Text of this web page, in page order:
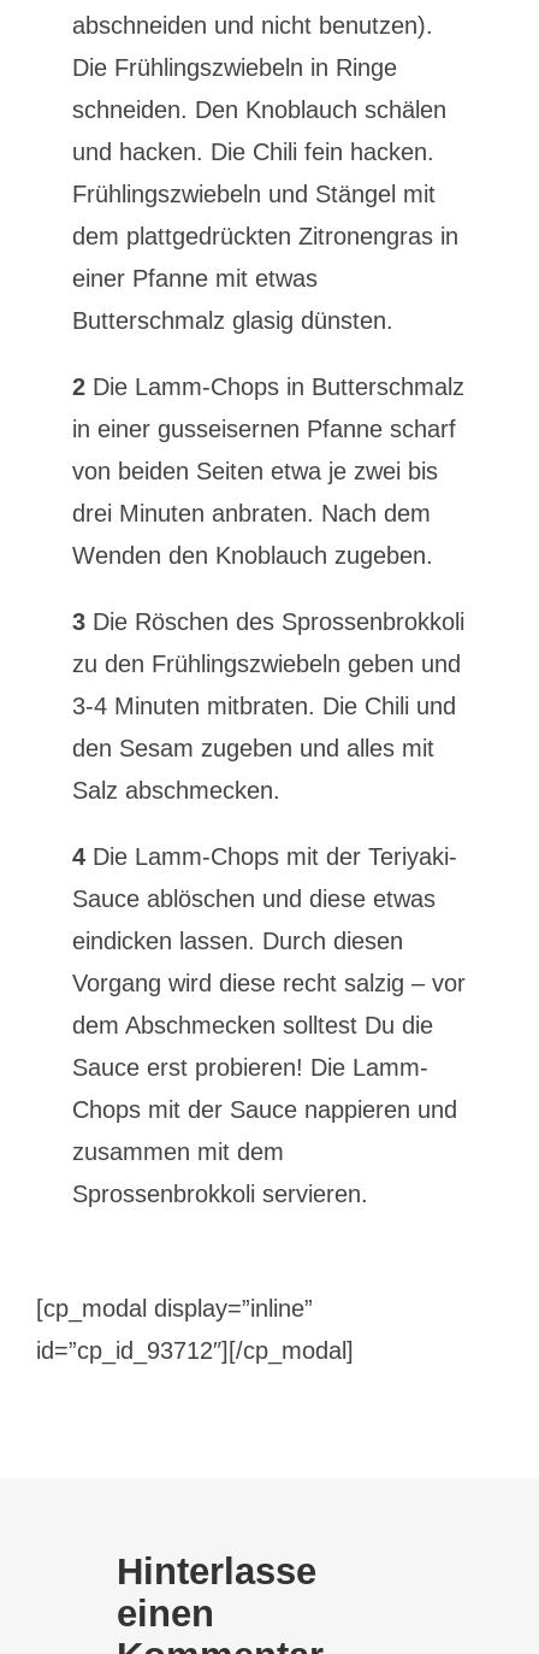
abschneiden und nicht benutzen).
Die Frühlingszwiebeln in Ringe
schneiden. Den Knoblauch schälen
und hacken. Die Chili fein hacken.
Frühlingszwiebeln und Stängel mit
dem plattgedrückten Zitronengras in
einer Pfanne mit etwas
Butterschmalz glasig dünsten.
2Die Lamm-Chops in Butterschmalz
in einer gusseisernen Pfanne scharf
von beiden Seiten etwa je zwei bis
drei Minuten anbraten. Nach dem
Wenden den Knoblauch zugeben.
3Die Röschen des Sprossenbrokkoli
zu den Frühlingszwiebeln geben und
3-4 Minuten mitbraten. Die Chili und
den Sesam zugeben und alles mit
Salz abschmecken.
4Die Lamm-Chops mit der Teriyaki-
Sauce ablöschen und diese etwas
eindicken lassen. Durch diesen
Vorgang wird diese recht salzig – vor
dem Abschmecken solltest Du die
Sauce erst probieren! Die Lamm-
Chops mit der Sauce nappieren und
zusammen mit dem
Sprossenbrokkoli servieren.
[cp_modal display=”inline”
id=”cp_id_93712″][/cp_modal]
Hinterlasse
einen